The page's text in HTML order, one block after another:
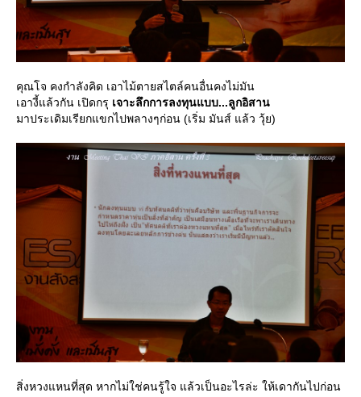
คุณโจ คงกำลังคิด เอาไม้ตายสไตล์คนอื่นคงไม่มัน
เอางี้แล้วกัน เปิดกรุ เจาะลึกการลงทุนแบบ...ลูกอิสาน
มาประเดิมเรียกแขกไปพลางๆก่อน (เริ่ม มันส์ แล้ว วุ้ย)
สิ่งหวงแหนที่สุด หากไม่ใช่คนรู้ใจ แล้วเป็นอะไรล่ะ ให้เดากันไปก่อน